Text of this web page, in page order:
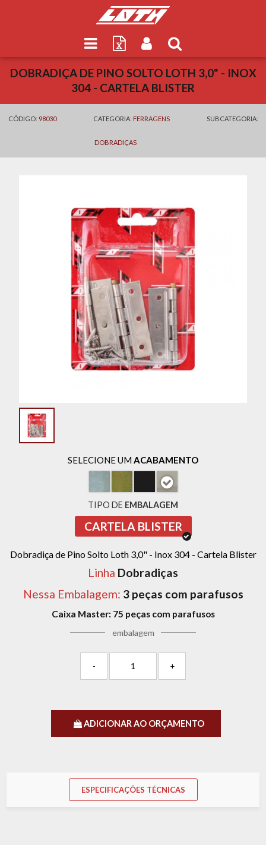
DOBRADIÇA DE PINO SOLTO LOTH 3,0" - INOX
304 - CARTELA BLISTER
CÓDIGO: 98030 CATEGORIA: FERRAGENS SUBCATEGORIA:
DOBRADIÇAS
SELECIONE UM ACABAMENTO
TIPO DE EMBALAGEM
CARTELA BLISTER
Dobradiça de Pino Solto Loth 3,0" - Inox 304 - Cartela Blister
Linha Dobradiças
Nessa Embalagem: 3 peças com parafusos
Caixa Master: 75 peças com parafusos
embalagem
- +
ADICIONAR AO ORÇAMENTO
ESPECIFICAÇÕES TÉCNICAS